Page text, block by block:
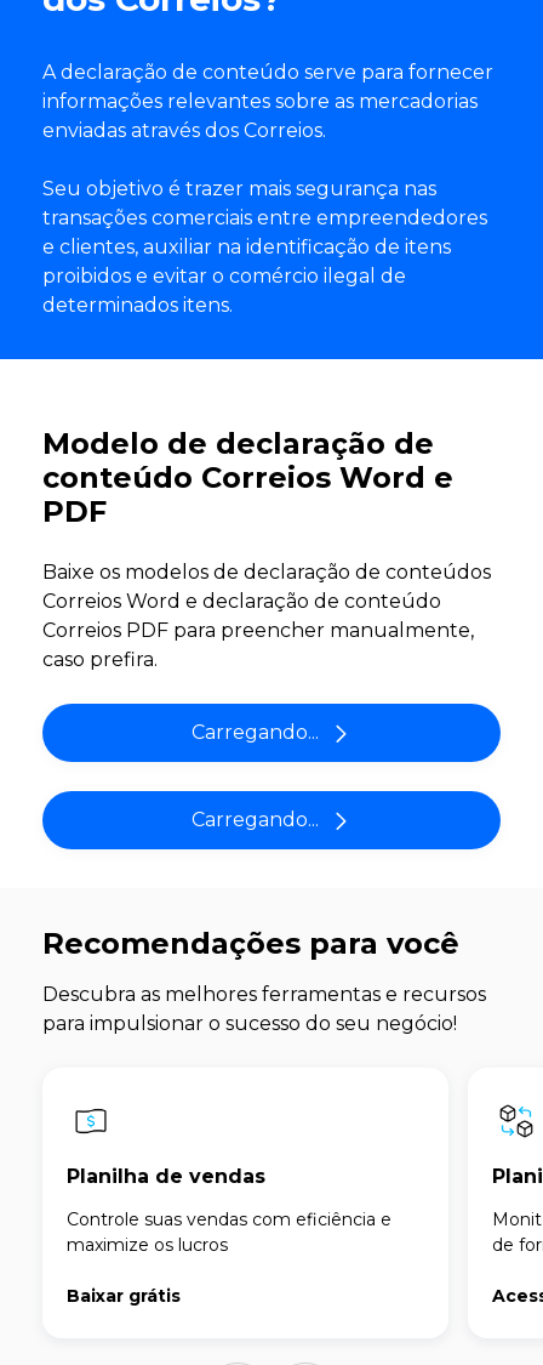
A declaração de conteúdo serve para fornecer
informações relevantes sobre as mercadorias
enviadas através dos Correios.
Seu objetivo é trazer mais segurança nas
transações comerciais entre empreendedores
e clientes, auxiliar na identificação de itens
proibidos e evitar o comércio ilegal de
determinados itens.
Modelo de declaração de
conteúdo Correios Word e
PDF
Baixe os modelos de declaração de conteúdos
Correios Word e declaração de conteúdo
Correios PDF para preencher manualmente,
caso prefira.
Carregando...
Carregando...
Recomendações para você
Descubra as melhores ferramentas e recursos
para impulsionar o sucesso do seu negócio!
Planilha de vendas
Controle suas vendas com eficiência e
maximize os lucros
Baixar grátis
de